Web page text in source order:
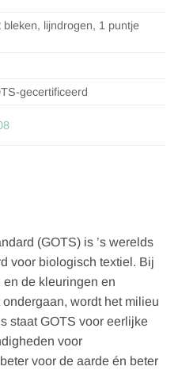
bleken, lijndrogen, 1 puntje
gecertificeerd
(GOTS) is ’s werelds
voor biologisch textiel. Bij
de kleuringen en
wordt het milieu
staat GOTS voor eerlijke
voor
voor de aarde én beter